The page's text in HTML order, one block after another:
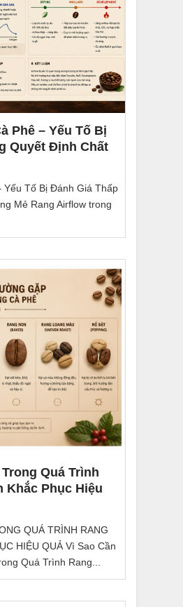
Phê – Yếu Tố Bị
Quyết Định Chất
Yếu Tố Bị Đánh Giá Thấp
Mẻ Rang Airflow trong
Quá Trình
Khắc Phục Hiệu
QUÁ TRÌNH RANG
HIỆU QUẢ Vì Sao Cần
Quá Trình Rang...